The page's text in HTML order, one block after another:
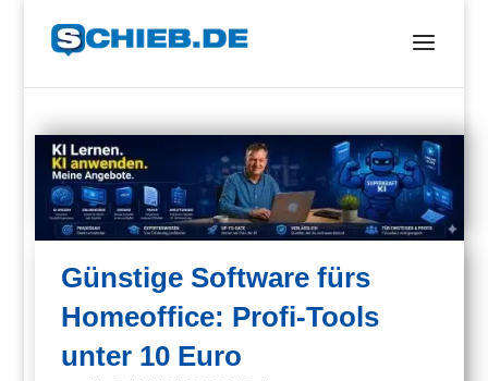
Günstige Software fürs
Homeoffice: Profi-Tools
unter 10 Euro